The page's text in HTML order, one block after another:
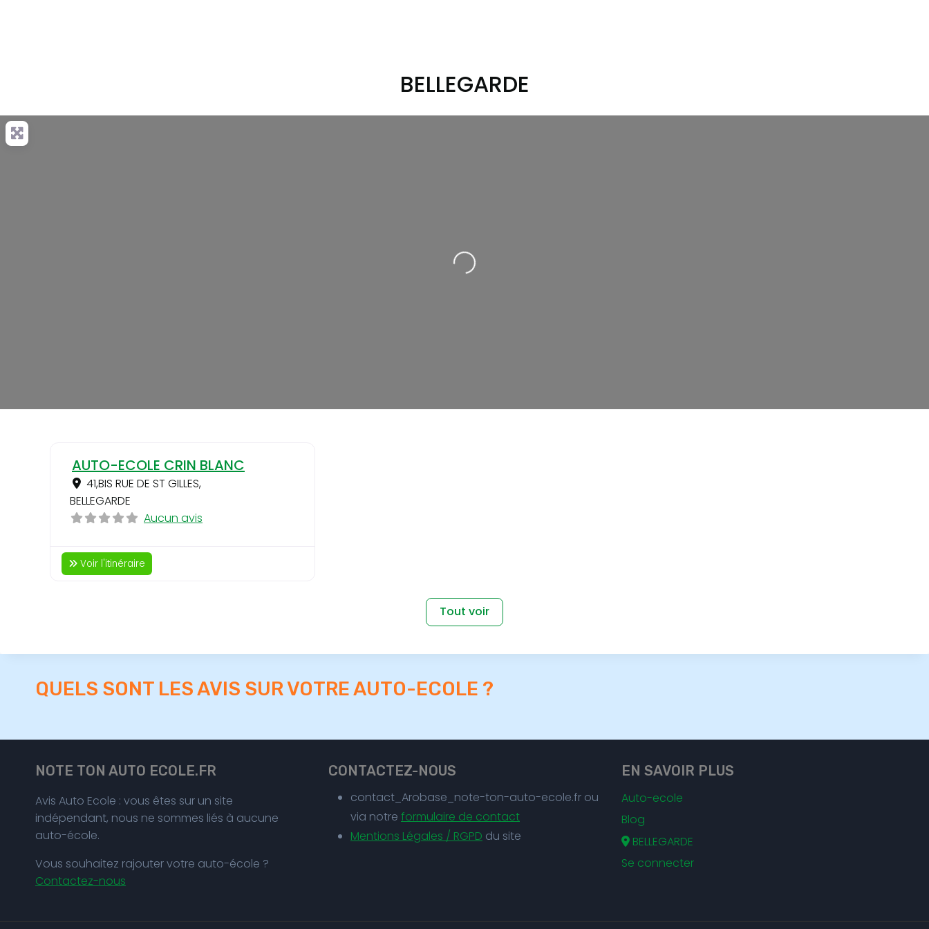
BELLEGARDE
Loading...
AUTO-ECOLE CRIN BLANC
41,BIS RUE DE ST GILLES,
BELLEGARDE
Aucun avis
Voir l'itinéraire
Tout voir
QUELS SONT LES AVIS SUR VOTRE AUTO-ECOLE ?
NOTE TON AUTO ECOLE.FR
Avis Auto Ecole : vous êtes sur un site
indépendant, nous ne sommes liés à aucune
auto-école.
Vous souhaitez rajouter votre auto-école ?
Contactez-nous
CONTACTEZ-NOUS
contact_Arobase_note-ton-auto-ecole.fr ou
via notre formulaire de contact
Mentions Légales / RGPD du site
EN SAVOIR PLUS
Auto-ecole
Blog
BELLEGARDE
Se connecter